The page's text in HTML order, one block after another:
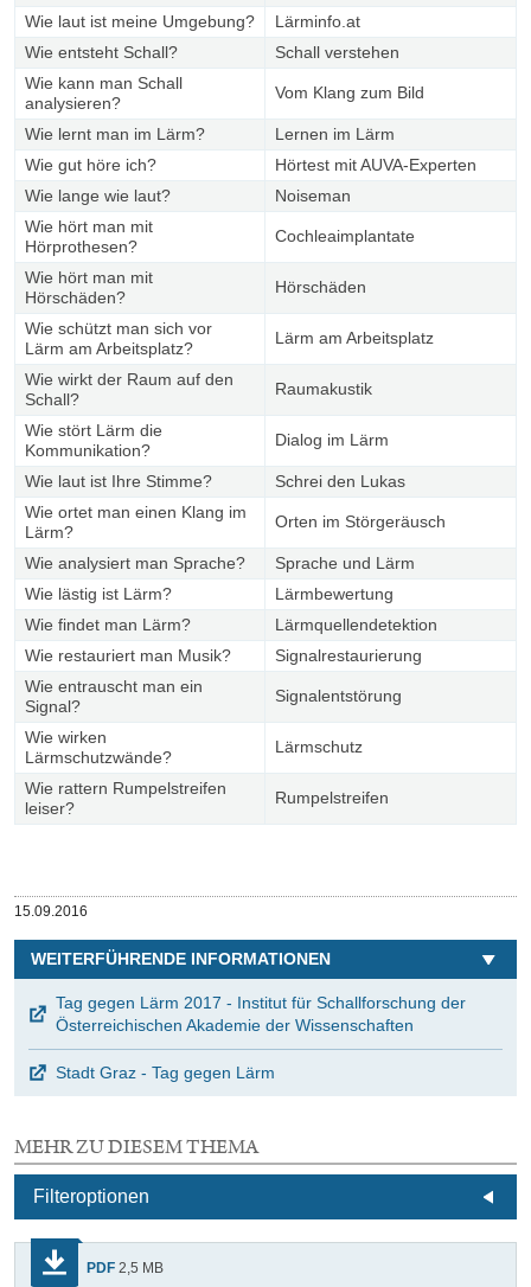
Wie laut ist meine Umgebung?
Lärminfo.at
Wie entsteht Schall?
Schall verstehen
Wie kann man Schall
analysieren?
Vom Klang zum Bild
Wie lernt man im Lärm?
Lernen im Lärm
Wie gut höre ich?
Hörtest mit AUVA-Experten
Wie lange wie laut?
Noiseman
Wie hört man mit
Hörprothesen?
Cochleaimplantate
Wie hört man mit
Hörschäden?
Hörschäden
Wie schützt man sich vor
Lärm am Arbeitsplatz?
Lärm am Arbeitsplatz
Wie wirkt der Raum auf den
Schall?
Raumakustik
Wie stört Lärm die
Kommunikation?
Dialog im Lärm
Wie laut ist Ihre Stimme?
Schrei den Lukas
Wie ortet man einen Klang im
Lärm?
Orten im Störgeräusch
Wie analysiert man Sprache?
Sprache und Lärm
Wie lästig ist Lärm?
Lärmbewertung
Wie findet man Lärm?
Lärmquellendetektion
Wie restauriert man Musik?
Signalrestaurierung
Wie entrauscht man ein
Signal?
Signalentstörung
Wie wirken
Lärmschutzwände?
Lärmschutz
Wie rattern Rumpelstreifen
leiser?
Rumpelstreifen
Veröffentlicht
15.09.2016
WEITERFÜHRENDE INFORMATIONEN
Tag gegen Lärm 2017 - Institut für Schallforschung der
Österreichischen Akademie der Wissenschaften
Stadt Graz - Tag gegen Lärm
MEHR ZU DIESEM THEMA
Filteroptionen
Kategorie:
DownloadPDF 2,5 MB